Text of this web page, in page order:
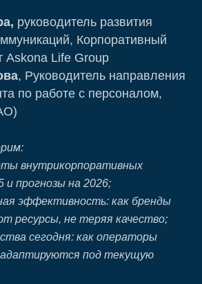
руководитель развития
Корпоративный
Askona Life Group
, Руководитель направления
по работе с персоналом,
внутрикорпоративных
и прогнозы на 2026;
эффективность: как бренды
ресурсы, не теряя качество;
сегодня: как операторы
под текущую